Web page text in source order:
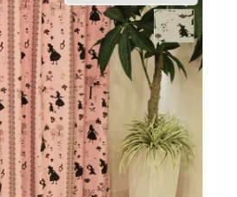
感寝具 ワークデスク ウィルトンラ